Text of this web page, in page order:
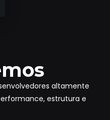
altamente
estrutura e